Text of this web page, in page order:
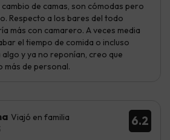
de camas, son cómodas pero
Respecto a los bares del todo
más con camarero. A veces media
el tiempo de comida o incluso
y ya no reponían, creo que
más de personal.
6.2
Viajó en familia